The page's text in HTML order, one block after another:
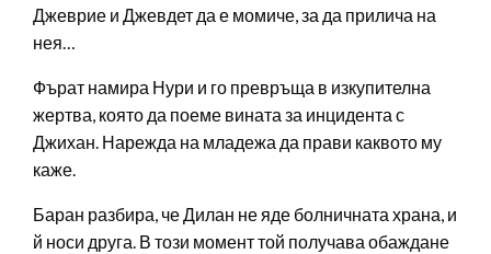
Джеврие и Джевдет да е момиче, за да прилича на
нея…
Фърат намира Нури и го превръща в изкупителна
жертва, която да поеме вината за инцидента с
Джихан. Нарежда на младежа да прави каквото му
каже.
Баран разбира, че Дилан не яде болничната храна, и
й носи друга. В този момент той получава обаждане